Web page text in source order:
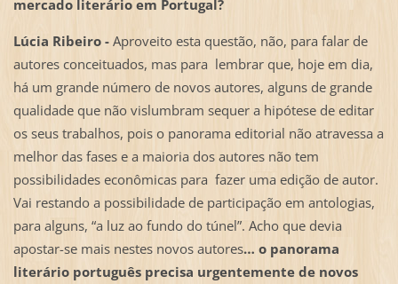
mercado literário em Portugal?
Lúcia Ribeiro -Aproveito esta questão, não, para falar de
autores conceituados, mas para lembrar que, hoje em dia,
há um grande número de novos autores, alguns de grande
qualidade que não vislumbram sequer a hipótese de editar
os seus trabalhos, pois o panorama editorial não atravessa a
melhor das fases e a maioria dos autores não tem
possibilidades econômicas para fazer uma edição de autor.
Vai restando a possibilidade de participação em antologias,
para alguns, “a luz ao fundo do túnel”. Acho que devia
apostar-se mais nestes novos autores… o panorama
literário português precisa urgentemente de novos